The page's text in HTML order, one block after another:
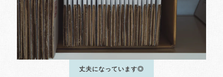
丈夫になっています◎